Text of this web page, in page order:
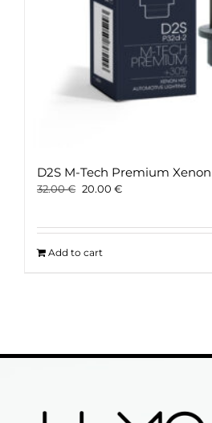
D2S M-Tech Premium
32.00€ Original
32.00 €.
20.00 €Current
20.00 €.
Add to cart